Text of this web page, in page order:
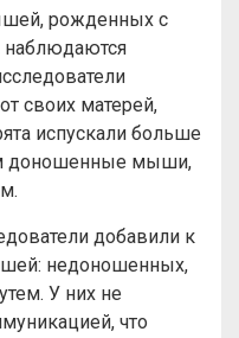
рожденных с
наблюдаются
своих матерей,
испускали больше
доношенные мыши,
добавили к
недоношенных,
У них не
что